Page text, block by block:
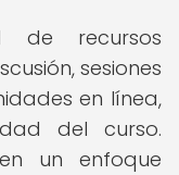
de recursos
sesiones
en línea,
del curso.
un enfoque